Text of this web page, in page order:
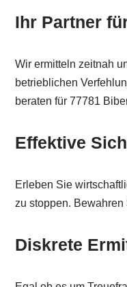
Ihr Partner
Wir ermitteln zeitnah
betrieblichen
beraten für 77781
Effektive
Erleben Sie
zu stoppen.
Diskrete